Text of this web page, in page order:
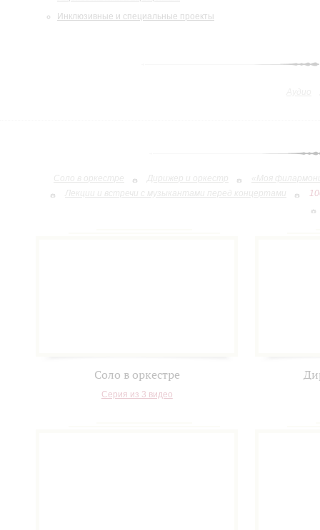
Инклюзивные и специальные проекты
Соло в оркестре Дирижер и оркестр
«Моя
Лекции и встречи с музыкантами перед концертами
Соло в оркестре
Серия из 3 видео